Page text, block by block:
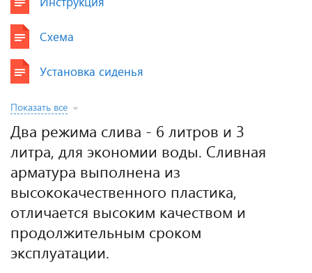
Схема
Установка сиденья
Показать все
Два режима слива - 6 литров и 3
литра, для экономии воды. Сливная
арматура выполнена из
высококачественного пластика,
отличается высоким качеством и
продолжительным сроком
эксплуатации.